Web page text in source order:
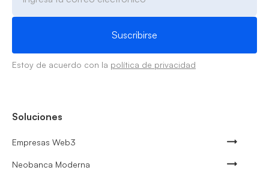
Estoy de acuerdo con la política de privacidad
Soluciones
Empresas Web3
Neobanca Moderna